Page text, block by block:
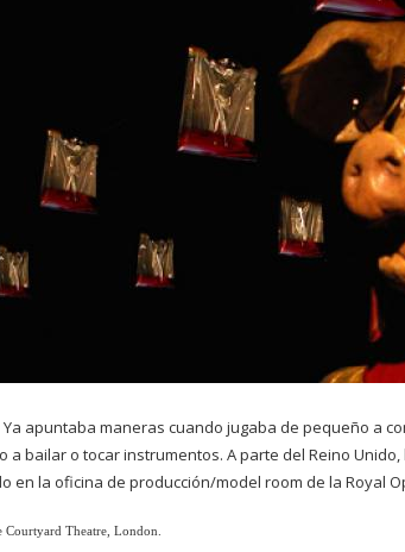
apuntaba maneras cuando jugaba de pequeño a
bailar o tocar instrumentos. A parte del Reino Unido,
en la oficina de producción/model room de la Royal
Courtyard Theatre, London.